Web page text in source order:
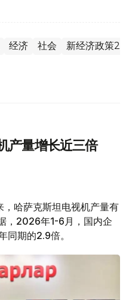
经济 社会 新经济政策
产量增长近三倍
，哈萨克斯坦电视机产量有
，2026年1-6月，国内企
同期的2.9倍。